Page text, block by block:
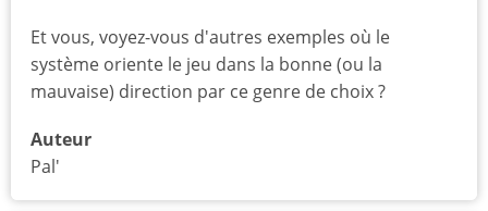
Et vous, voyez-vous d'autres exemples où le
système oriente le jeu dans la bonne (ou la
mauvaise) direction par ce genre de choix ?
Auteur
Pal'